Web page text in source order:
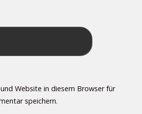
Website in diesem Browser für
speichern.